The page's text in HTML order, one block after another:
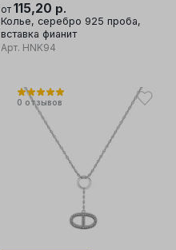
от 115,20 р.
Колье, серебро 925 проба,
вставка фианит
Арт. HNK94
0 отзывов